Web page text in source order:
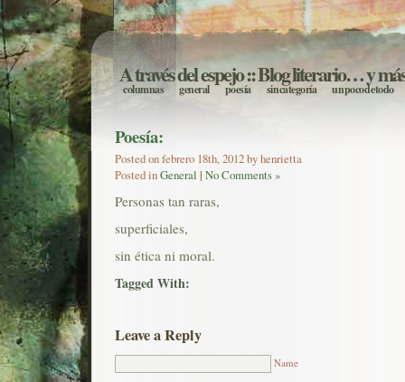
A través del espejo:: Blog literario… y
columnas general poesía sin categoría un poco de todo
Poesía:
Posted on febrero 18th, 2012 by henrietta
Posted inGeneral | No Comments »
Personas tan raras,
superficiales,
sin ética ni moral.
Tagged With:
Leave a Reply
Name